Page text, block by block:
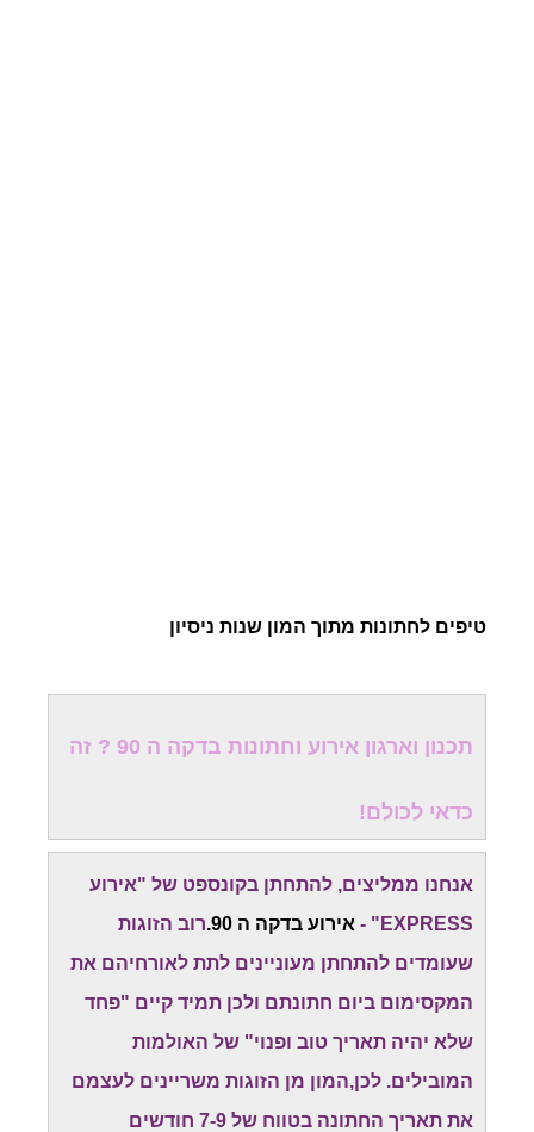
טיפים לחתונות מתוך המון שנות ניסיון
תכנון וארגון אירוע וחתונות בדקה ה 90 ? זה
כדאי לכולם!
אנחנו ממליצים, להתחתן בקונספט של "אירוע
EXPRESS" -
אירוע בדקה ה 90.
רוב הזוגות
שעומדים להתחתן מעוניינים לתת לאורחיהם את
המקסימום ביום חתונתם ולכן תמיד קיים "פחד
שלא יהיה תאריך טוב ופנוי" של האולמות
המובילים. לכן,המון מן הזוגות משריינים לעצמם
את תאריך החתונה בטווח של 7-9 חודשים